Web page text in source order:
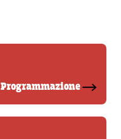
Programmazione